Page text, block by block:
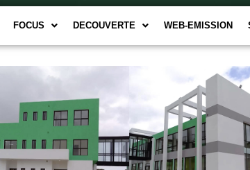
FOCUS DECOUVERTE WEB-EMISSION